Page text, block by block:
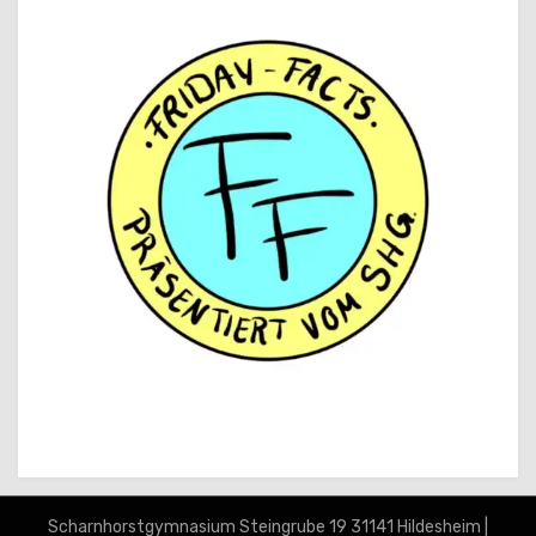
Scharnhorst­gymnasium Steingrube 19 31141 Hildesheim |